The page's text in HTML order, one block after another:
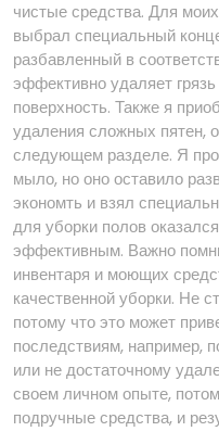
чистые средства. Для
выбрал специальный
разбавленный в
эффективно удаляет
поверхность. Также я
удаления сложных пятен,
следующем разделе. Я
мыло, но оно оставило
экономть и взял
для уборки полов
эффективным. Важно
инвентаря и моющих
качественной уборки. Не
потому что это может
последствиям, например,
или не достаточному
своем личном опыте,
подручные средства, и